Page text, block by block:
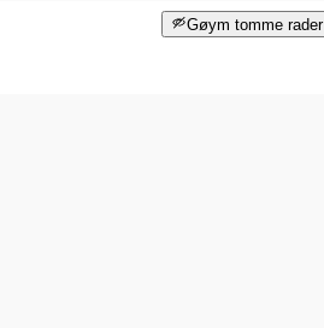
Gøym tomme rader